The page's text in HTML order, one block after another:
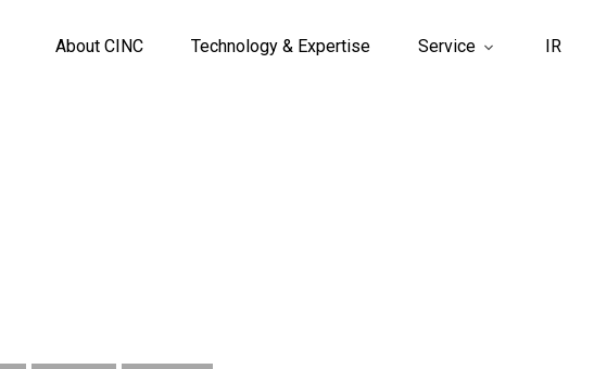
About CINC Technology & Expertise Service IR